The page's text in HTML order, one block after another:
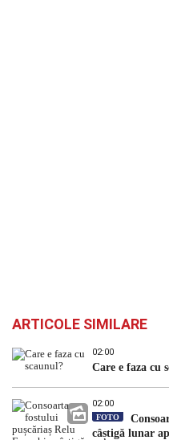
ARTICOLE SIMILARE
02:00
Care e faza cu
02:00
FOTO
câștigă lunar